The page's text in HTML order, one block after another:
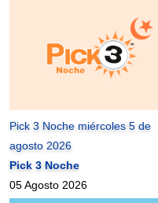
Pick 3 Noche miércoles 5 de
agosto 2026
Pick 3 Noche
05 Agosto 2026